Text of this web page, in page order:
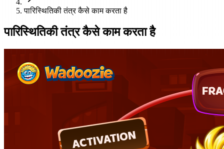
पारिस्थितिकी तंत्र कैसे काम करता है
पारिस्थितिकी तंत्र कैसे काम करता है